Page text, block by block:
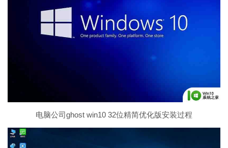
电脑公司ghost win10 32位精简优化版安装过程